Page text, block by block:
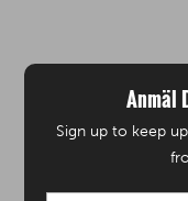
MATE-serien
Anmäl
Sign up to keep